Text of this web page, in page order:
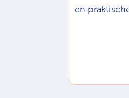
en